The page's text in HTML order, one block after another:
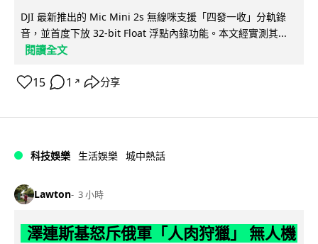
DJI 最新推出的 Mic Mini 2s 無線咪支援「四發一收」分軌錄
音，並首度下放 32-bit Float 浮點內錄功能。本文經實測其...
閱讀全文
15 1 ↗ 分享
科技娛樂 生活娛樂 城中熱話
Lawton 3 小時
澤連斯基怒斥俄軍「人肉狩獵」 無人機